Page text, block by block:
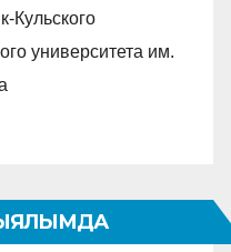
Кульского
университета им.